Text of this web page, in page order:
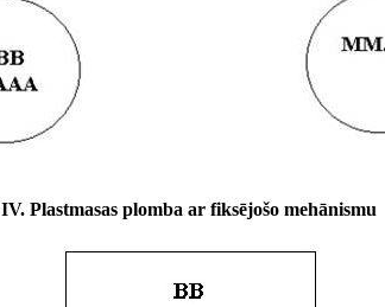
IV. Plastmasas plomba ar fiksējošo mehānismu